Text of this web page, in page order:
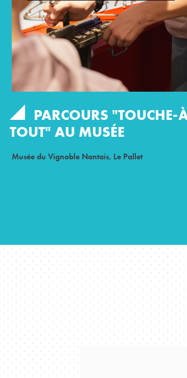
PARCOURS "TOUCHE-
TOUT" AU MUSÉE
Musée du Vignoble Nantais, Le Pallet